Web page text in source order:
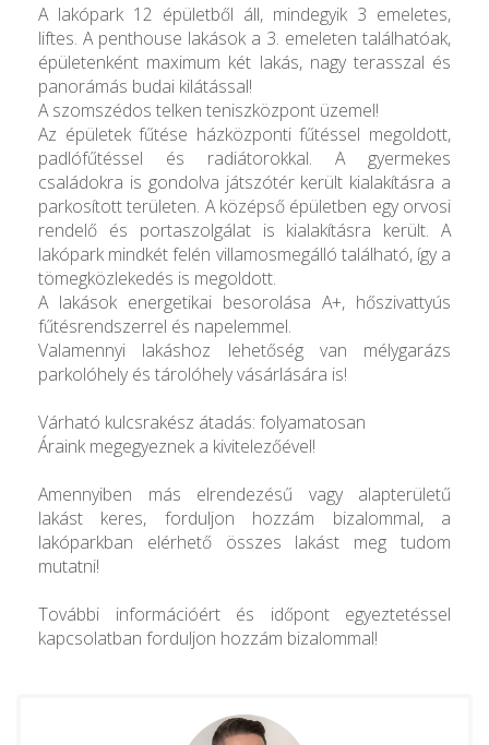
A lakópark 12 épületből áll, mindegyik 3 emeletes,
liftes. A penthouse lakások a 3. emeleten találhatóak,
épületenként maximum két lakás, nagy terasszal és
panorámás budai kilátással!
A szomszédos telken teniszközpont üzemel!
Az épületek fűtése házközponti fűtéssel megoldott,
padlófűtéssel és radiátorokkal. A gyermekes
családokra is gondolva játszótér került kialakításra a
parkosított területen. A középső épületben egy orvosi
rendelő és portaszolgálat is kialakításra került. A
lakópark mindkét felén villamosmegálló található, így a
tömegközlekedés is megoldott.
A lakások energetikai besorolása A+, hőszivattyús
fűtésrendszerrel és napelemmel.
Valamennyi lakáshoz lehetőség van mélygarázs
parkolóhely és tárolóhely vásárlására is!
Várható kulcsrakész átadás: folyamatosan
Áraink megegyeznek a kivitelezőével!
Amennyiben más elrendezésű vagy alapterületű
lakást keres, forduljon hozzám bizalommal, a
lakóparkban elérhető összes lakást meg tudom
mutatni!
További információért és időpont egyeztetéssel
kapcsolatban forduljon hozzám bizalommal!